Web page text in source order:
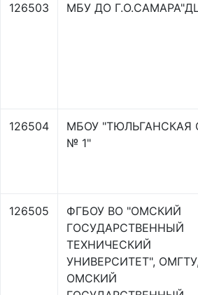
126503 МБУ ДО
126504
МБОУ "ТЮЛЬГАНСКАЯ
№ 1"
126505
ФГБОУ ВО "ОМСКИЙ
ГОСУДАРСТВЕННЫЙ
ТЕХНИЧЕСКИЙ
УНИВЕРСИТЕТ", ОМГТУ,
ОМСКИЙ